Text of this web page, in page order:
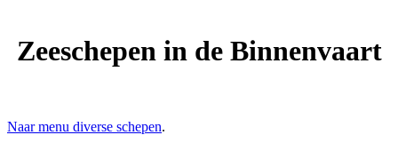
Zeeschepen in de Binnenvaart
Naar menu diverse schepen.